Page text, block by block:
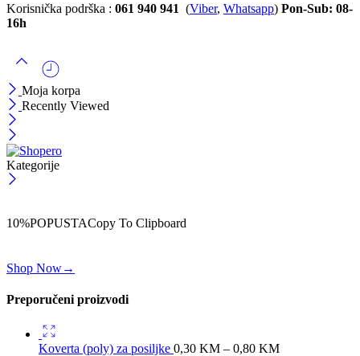
Korisnička podrška : 061 940 941 (Viber, Whatsapp) Pon-Sub: 08-
16h
Moja korpa
Recently Viewed
Kategorije
10%POPUSTACopy To Clipboard
Shop Now→
Preporučeni proizvodi
Koverta (poly) za posiljke 0,30 KM – 0,80 KM